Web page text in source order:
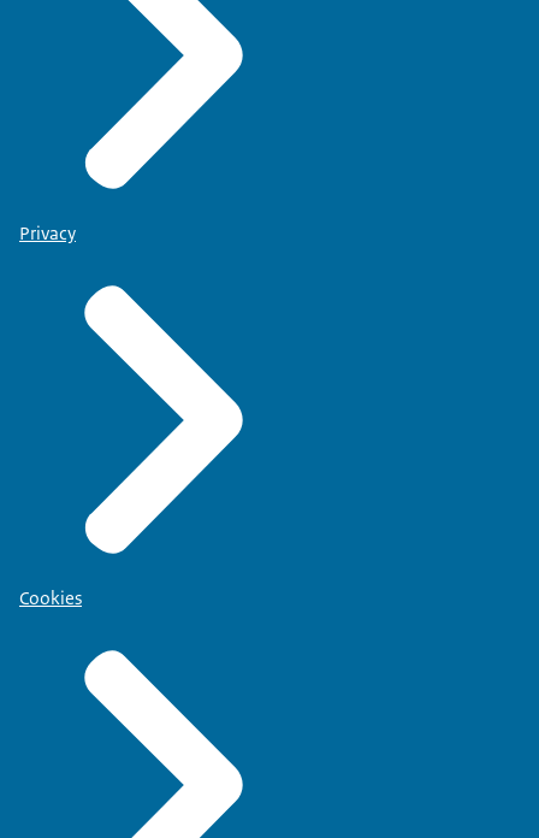
Privacy
Cookies